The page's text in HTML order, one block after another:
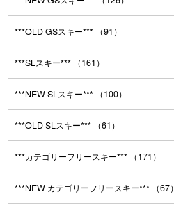
***OLD GSスキー*** （91）
***SLスキー*** （161）
***NEW SLスキー*** （100）
***OLD SLスキー*** （61）
***カテゴリーフリースキー*** （171）
***NEW カテゴリーフリースキー*** （67）